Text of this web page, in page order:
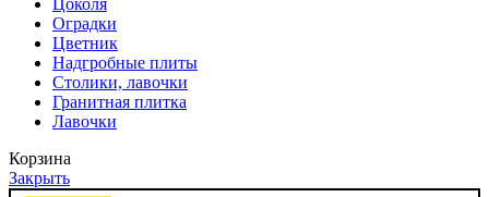
Цоколя
Оградки
Цветник
Надгробные плиты
Столики, лавочки
Гранитная плитка
Лавочки
Корзина
Закрыть